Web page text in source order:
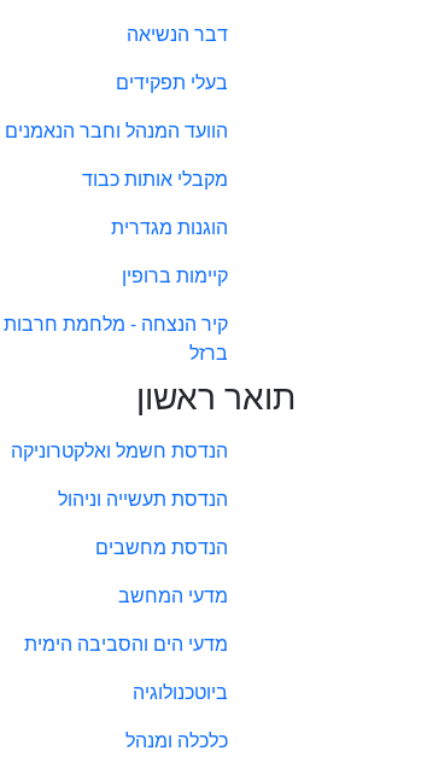
דבר הנשיאה
בעלי תפקידים
הוועד המנהל וחבר הנאמנים
מקבלי אותות כבוד
הוגנות מגדרית
קיימות ברופין
קיר הנצחה - מלחמת חרבות
ברזל
תואר ראשון
הנדסת חשמל ואלקטרוניקה
הנדסת תעשייה וניהול
הנדסת מחשבים
מדעי המחשב
מדעי הים והסביבה הימית
ביוטכנולוגיה
כלכלה ומנהל